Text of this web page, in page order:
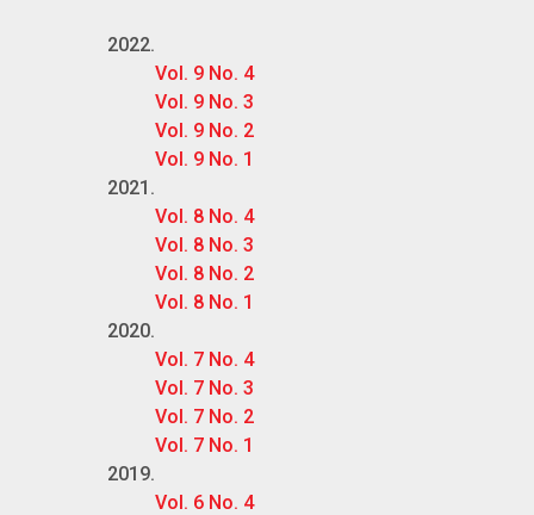
2022.
Vol. 9 No. 4
Vol. 9 No. 3
Vol. 9 No. 2
Vol. 9 No. 1
2021.
Vol. 8 No. 4
Vol. 8 No. 3
Vol. 8 No. 2
Vol. 8 No. 1
2020.
Vol. 7 No. 4
Vol. 7 No. 3
Vol. 7 No. 2
Vol. 7 No. 1
2019.
Vol. 6 No. 4